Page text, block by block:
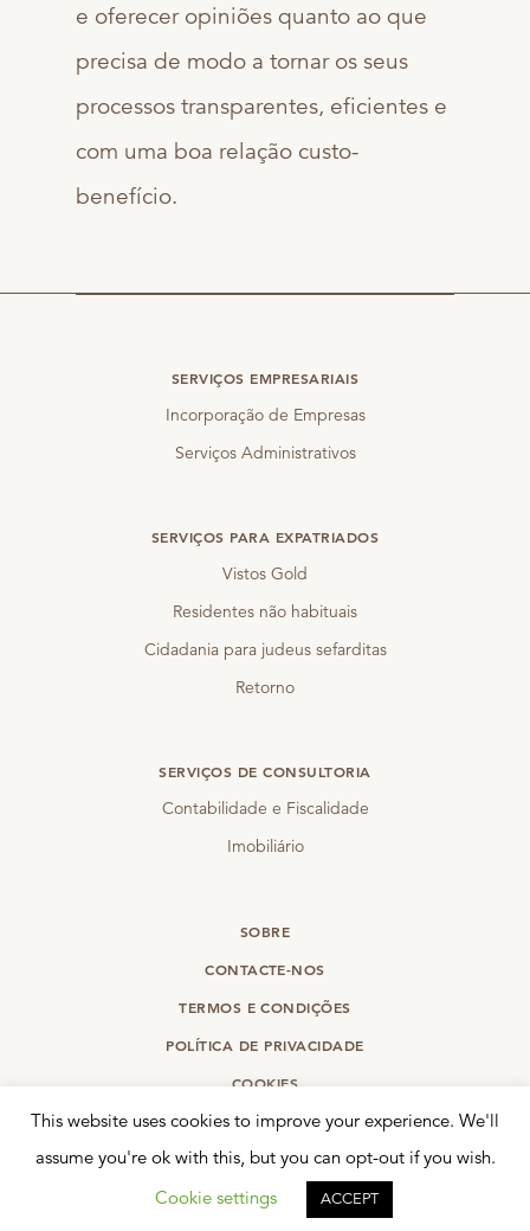
e oferecer opiniões quanto ao que
precisa de modo a tornar os seus
processos transparentes, eficientes e
com uma boa relação custo-
benefício.
SERVIÇOS EMPRESARIAIS
Incorporação de Empresas
Serviços Administrativos
SERVIÇOS PARA EXPATRIADOS
Vistos Gold
Residentes não habituais
Cidadania para judeus sefarditas
Retorno
SERVIÇOS DE CONSULTORIA
Contabilidade e Fiscalidade
Imobiliário
SOBRE
CONTACTE-NOS
TERMOS E CONDIÇÕES
POLÍTICA DE PRIVACIDADE
COOKIES
©2026 Interunion Advisory Services
This website uses cookies to improve your experience. We'll
assume you're ok with this, but you can opt-out if you wish.
Cookie settings
ACCEPT